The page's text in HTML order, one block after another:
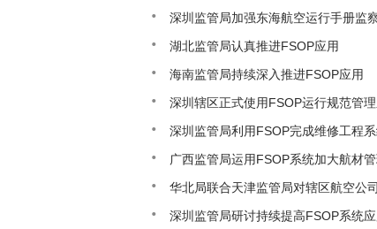
深圳监管局加强东海航空运行手册监
湖北监管局认真推进FSOP应用
海南监管局持续深入推进FSOP应用
深圳辖区正式使用FSOP运行规范管
深圳监管局利用FSOP完成维修工程
广西监管局运用FSOP系统加大航材
华北局联合天津监管局对辖区航空公
深圳监管局研讨持续提高FSOP系统